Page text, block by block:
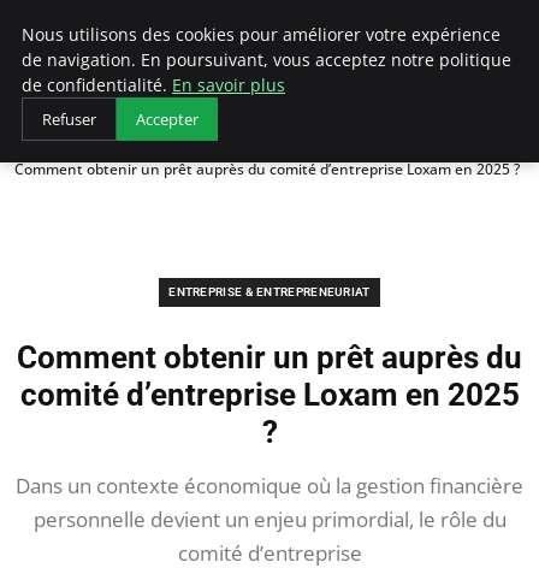
LECFCM
Accueil
Entreprise & Entrepreneuriat
Comment obtenir un prêt auprès du comité d’entreprise Loxam en 2025 ?
ENTREPRISE & ENTREPRENEURIAT
Comment obtenir un prêt auprès du
comité d’entreprise Loxam en 2025
?
Dans un contexte économique où la gestion financière
personnelle devient un enjeu primordial, le rôle du
comité d’entreprise
Nous utilisons des cookies pour améliorer votre expérience
de navigation. En poursuivant, vous acceptez notre politique
de confidentialité. En savoir plus
Refuser Accepter